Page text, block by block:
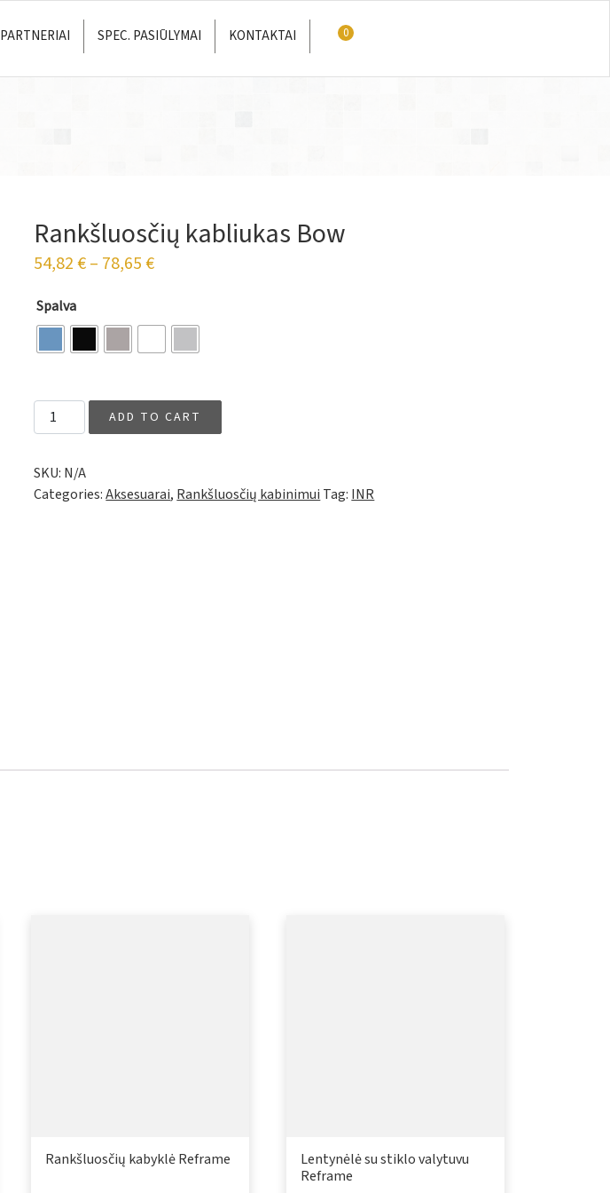
PARTNERIAI SPEC. PASIŪLYMAI KONTAKTAI 0
Rankšluosčių kabliukas Bow
54,82€– 78,65€
Spalva
Rankšluosčių kabliukas Bow quantity
ADD TO CART
SKU: N/A
Categories:Aksesuarai, Rankšluosčių kabinimui Tag: INR
Rankšluosčių kabyklė Reframe
Lentynėlė su stiklo valytuvu
Reframe